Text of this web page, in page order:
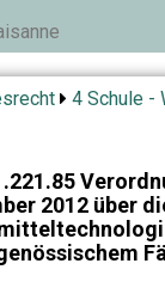
4 Schule -
2012 über